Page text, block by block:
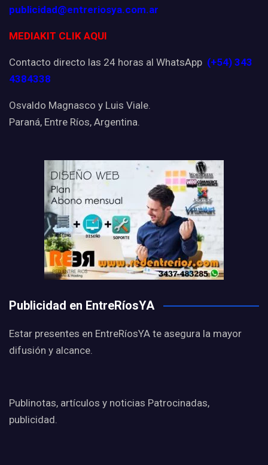
publicidad@entreriosya.com.ar
MEDIAKIT CLIK AQUI
Contacto directo las 24 horas al WhatsApp (+54) 343
4384338
Osvaldo Magnasco y Luis Viale.
Paraná, Entre Ríos, Argentina.
Publicidad en EntreRíosYA
Estar presentes en EntreRíosYA te asegura la mayor
difusión y alcance.
Publinotas, artículos y noticias Patrocinadas,
publicidad.